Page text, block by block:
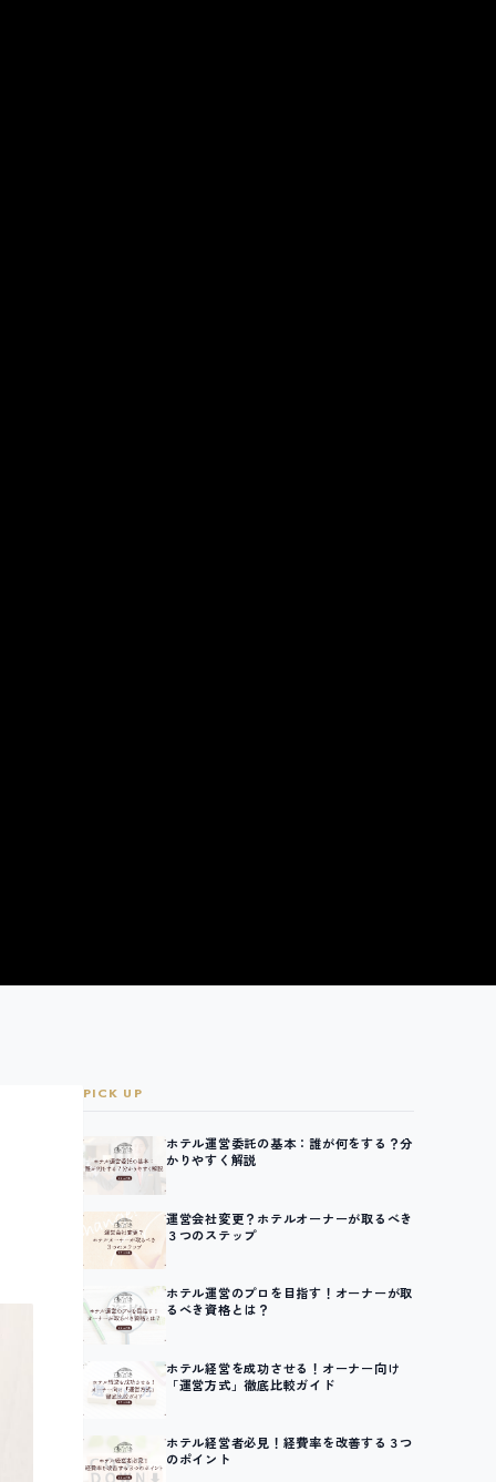
PICK UP
ホテル運営委託の基本：誰が何をする？分
かりやすく解説
運営会社変更？ホテルオーナーが取るべき
３つのステップ
ホテル運営のプロを目指す！オーナーが取
るべき資格とは？
ホテル経営を成功させる！オーナー向け
「運営方式」徹底比較ガイド
ホテル経営者必見！経費率を改善する３つ
のポイント